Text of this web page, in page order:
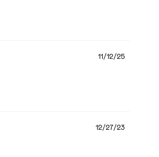
11/12/25
12/27/23